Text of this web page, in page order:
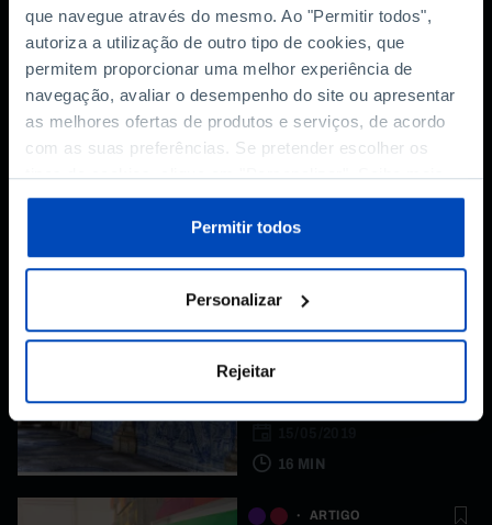
que navegue através do mesmo. Ao "Permitir todos",
autoriza a utilização de outro tipo de cookies, que
permitem proporcionar uma melhor experiência de
navegação, avaliar o desempenho do site ou apresentar
as melhores ofertas de produtos e serviços, de acordo
com as suas preferências. Se pretender escolher os
tipos de cookies, clique em "Personalizar". Saiba mais
sobre cookies através da gestão de preferências ou da
Política de Cookies.
Permitir todos
Personalizar
Rejeitar
INFOGRAFIA
Infografia: Património e
cultura em 5 números
ARTIGO
Os nossos
ser mini-Autoeuropas.
Só é preciso olhar para
16 MIN
ARTIGO